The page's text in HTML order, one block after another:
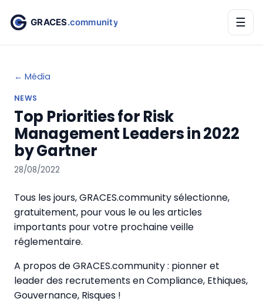
☰
← Média
NEWS
Top Priorities for Risk
Management Leaders in 2022
by Gartner
28/08/2022
Tous les jours, GRACES.community sélectionne,
gratuitement, pour vous le ou les articles
importants pour votre prochaine veille
réglementaire.
A propos de GRACES.community : pionner et
leader des recrutements en Compliance, Ethiques,
Gouvernance, Risques !